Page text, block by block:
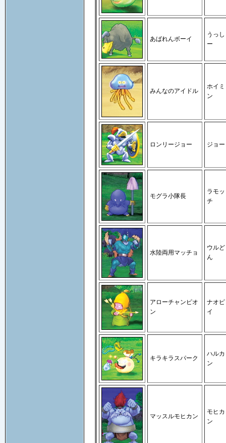
あばれんボーイ
うっし
ー
みんなのアイドル
ホイミ
ン
ロンリージョー ジョー
モグラ小隊長
ラモッ
チ
水陸両用マッチョ
ウルど
ん
アローチャンピオ
ン
ナオピ
イ
キラキラスパーク
ハルカ
ン
マッスルモヒカン
モヒカ
ン